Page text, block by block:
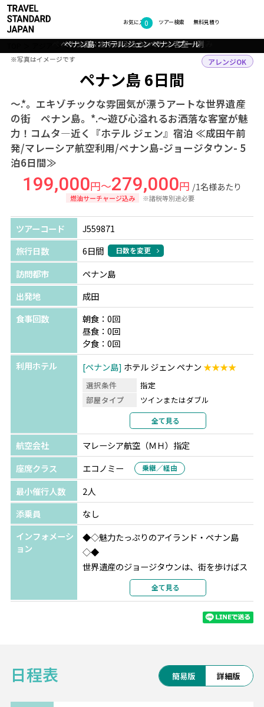
お気に入り
0 無料見積り
ツアー検索
マレーシア ペナン島 ツアー詳細
ペナン島 6日間
～.*。エキゾチックな雰囲気が漂うアートな世界遺産
の街 ペナン島。*.～遊び心溢れるお洒落な客室が魅
力！コムタ―近く『ホテル ジェン』宿泊 ≪成田午前
発/マレーシア航空利用/ペナン島-ジョージタウン- 5
泊6日間≫
アレンジOK
199,000円～279,000円 /1名様あたり
燃油サーチャージ込み ※諸税等別途必要
ペナン島：ジョージタウンのカラフルな街並み
ペナン島：プラナカンマンション
ペナン島：ホテル ジェン ペナン 客室一例
ペナン島：ホテル ジェン ペナン プール
ペナン島：ホテル ジェン ペナン ロビー
フォトギャラリー
※写真はイメージです
※写真はイメージです
ツアーコード
J559871
旅行日数
6日間 日数を変更
訪問都市
ペナン島
出発地
成田
食事回数
朝食：0回
昼食：0回
夕食：0回
利用ホテル
ペナン島 ホテル ジェン ペナン★★★★
選択条件
指定
部屋タイプ
ツインまたはダブル
2名1室利用
部屋カテゴリ
デラックス
全て見る
航空会社
マレーシア航空（ＭＨ）指定
座席クラス
エコノミー 乗継／経由
最小催行人数
2人
添乗員
なし
インフォメーシ
ョン
◆◇魅力たっぷりのアイランド・ペナン島
◇◆
世界遺産のジョージタウンは、街を歩けばス
トリートアートや
コロニアル時代の美しい建物が迎えてくれま
島の北側に広がるのはバトゥフェリンギやタ
シティ派もビーチ派も注目のリゾートです。
全て見る
日程表 簡易版 詳細版